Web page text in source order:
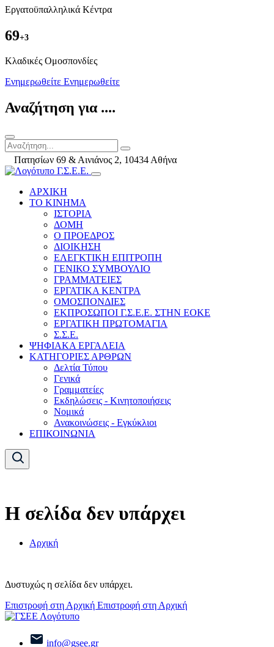
Εργατοϋπαλληλικά Κέντρα
69+3
Kλαδικές Ομοσπονδίες
Ενημερωθείτε Ενημερωθείτε
Αναζήτηση για ....
Πατησίων 69 & Αινιάνος 2, 10434 Αθήνα
ΑΡΧΙΚΗ
ΤΟ ΚΙΝΗΜΑ
ΙΣΤΟΡΙΑ
ΔΟΜΗ
Ο ΠΡΟΕΔΡΟΣ
ΔΙΟΙΚΗΣΗ
ΕΛΕΓΚΤΙΚΗ ΕΠΙΤΡΟΠΗ
ΓΕΝΙΚΟ ΣΥΜΒΟΥΛΙΟ
ΓΡΑΜΜΑΤΕΙΕΣ
ΕΡΓΑΤΙΚΑ ΚΕΝΤΡΑ
ΟΜΟΣΠΟΝΔΙΕΣ
ΕΚΠΡΟΣΩΠΟΙ Γ.Σ.Ε.Ε. ΣΤΗΝ ΕΟΚΕ
ΕΡΓΑΤΙΚΗ ΠΡΩΤΟΜΑΓΙΑ
Σ.Σ.Ε.
ΨΗΦΙΑΚΑ ΕΡΓΑΛΕΙΑ
ΚΑΤΗΓΟΡΙΕΣ ΑΡΘΡΩΝ
Δελτία Τύπου
Γενικά
Γραμματείες
Εκδηλώσεις - Κινητοποιήσεις
Νομικά
Ανακοινώσεις - Εγκύκλιοι
ΕΠΙΚΟΙΝΩΝΙΑ
Η σελίδα δεν υπάρχει
Αρχική
Δυστυχώς η σελίδα δεν υπάρχει.
Επιστροφή στη Αρχική Επιστροφή στη Αρχική
info@gsee.gr